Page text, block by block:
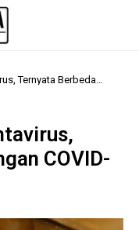
Ternyata Berbeda
COVID-